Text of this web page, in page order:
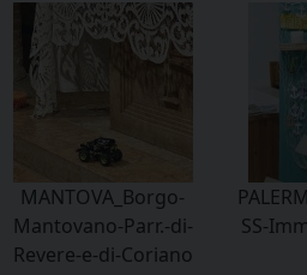
MANTOVA_Borgo-
Mantovano-Parr.-di-
Revere-e-di-Coriano
SS-